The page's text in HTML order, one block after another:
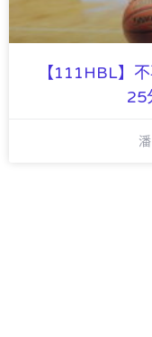
【111HBL】
25